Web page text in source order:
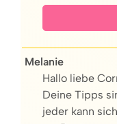
Melanie
Hallo liebe
Deine Tipps
jeder kann